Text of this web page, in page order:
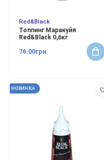
Red&Black
Топпинг Маракуйя
Red&Black 0,6кг
76.00грн.
НОВИНКА